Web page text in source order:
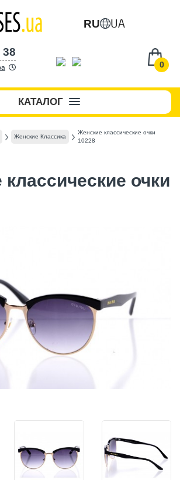
RU UA
0
38
КАТАЛОГ
Женские Классика
Женские классические очки
10228
очки